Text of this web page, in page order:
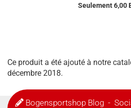
Seulement 6,00
Ce produit a été ajouté à notre
décembre 2018.
Bogensportshop Blog-